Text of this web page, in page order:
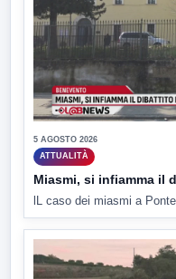
5 AGOSTO 2026
ATTUALITÀ
Miasmi, si infiamma il
lL caso dei miasmi a